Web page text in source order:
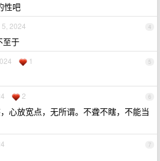
性吧
4
5, 2024
至于
5
1
6
2
心放宽点，无所谓。不聋不瞎，不能当
7